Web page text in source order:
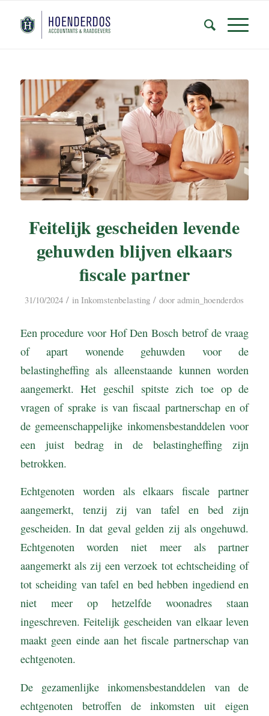
Feitelijk gescheiden levende
gehuwden blijven elkaars
fiscale partner
31/10/2024 / inInkomstenbelasting / dooradmin_hoenderdos
Een procedure voor Hof Den Bosch betrof de vraag
of apart wonende gehuwden voor de
belastingheffing als alleenstaande kunnen worden
aangemerkt. Het geschil spitste zich toe op de
vragen of sprake is van fiscaal partnerschap en of
de gemeenschappelijke inkomensbestanddelen voor
een juist bedrag in de belastingheffing zijn
betrokken.
Echtgenoten worden als elkaars fiscale partner
aangemerkt, tenzij zij van tafel en bed zijn
gescheiden. In dat geval gelden zij als ongehuwd.
Echtgenoten worden niet meer als partner
aangemerkt als zij een verzoek tot echtscheiding of
tot scheiding van tafel en bed hebben ingediend en
niet meer op hetzelfde woonadres staan
ingeschreven. Feitelijk gescheiden van elkaar leven
maakt geen einde aan het fiscale partnerschap van
echtgenoten.
De gezamenlijke inkomensbestanddelen van de
echtgenoten betroffen de inkomsten uit eigen